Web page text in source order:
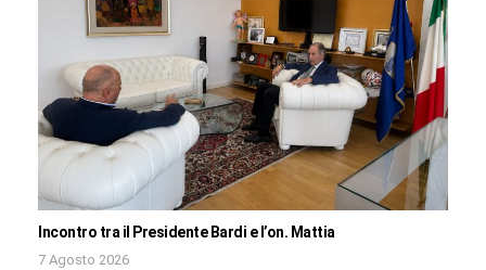
Incontro tra il Presidente Bardi e l’on. Mattia
7 Agosto 2026